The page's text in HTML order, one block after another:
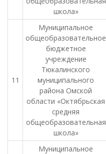
школа»
11
Муниципальное
общеобразовательное
бюджетное
учреждение
Тюкалинского
муниципального
района Омской
области «Октябрьская
средняя
общеобразовательная
школа»
Муниципальное